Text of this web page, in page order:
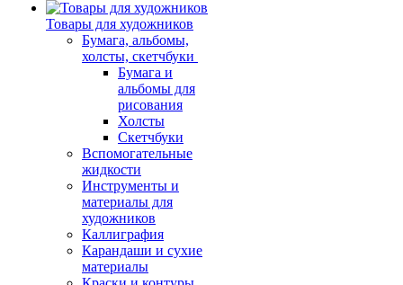
Товары для художников
Бумага, альбомы,
холсты, скетчбуки
Бумага и
альбомы для
рисования
Холсты
Скетчбуки
Вспомогательные
жидкости
Инструменты и
материалы для
художников
Каллиграфия
Карандаши и сухие
материалы